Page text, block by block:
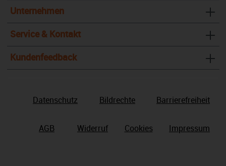
Unternehmen
Service & Kontakt
Kundenfeedback
Datenschutz Bildrechte Barrierefreiheit
AGB Widerruf Cookies Impressum